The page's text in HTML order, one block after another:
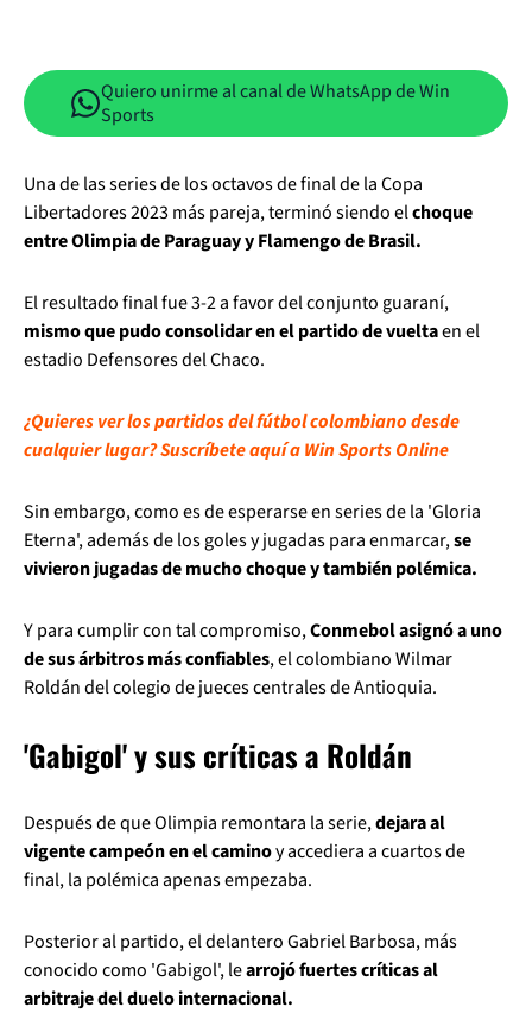
Quiero unirme al canal de WhatsApp de Win
Sports
Una de las series de los octavos de final de la Copa
Libertadores 2023 más pareja, terminó siendo elchoque
entre Olimpia de Paraguay y Flamengo de Brasil.
El resultado final fue 3-2 a favor del conjunto guaraní,
mismo que pudo consolidar en el partido de vueltaen el
estadio Defensores del Chaco.
¿Quieres ver los partidos del fútbol colombiano desde
cualquier lugar? Suscríbete aquí a Win Sports Online
Sin embargo, como es de esperarse en series de la 'Gloria
Eterna', además de los goles y jugadas para enmarcar,se
vivieron jugadas de mucho choque y también polémica.
Y para cumplir con tal compromiso,Conmebol asignó a uno
de sus árbitros más confiables, el colombiano Wilmar
Roldán del colegio de jueces centrales de Antioquia.
'Gabigol' y sus críticas a Roldán
Después de que Olimpia remontara la serie,dejara al
vigente campeón en el caminoy accediera a cuartos de
final, la polémica apenas empezaba.
Posterior al partido, el delantero Gabriel Barbosa, más
conocido como 'Gabigol', learrojó fuertes críticas al
arbitraje del duelo internacional.